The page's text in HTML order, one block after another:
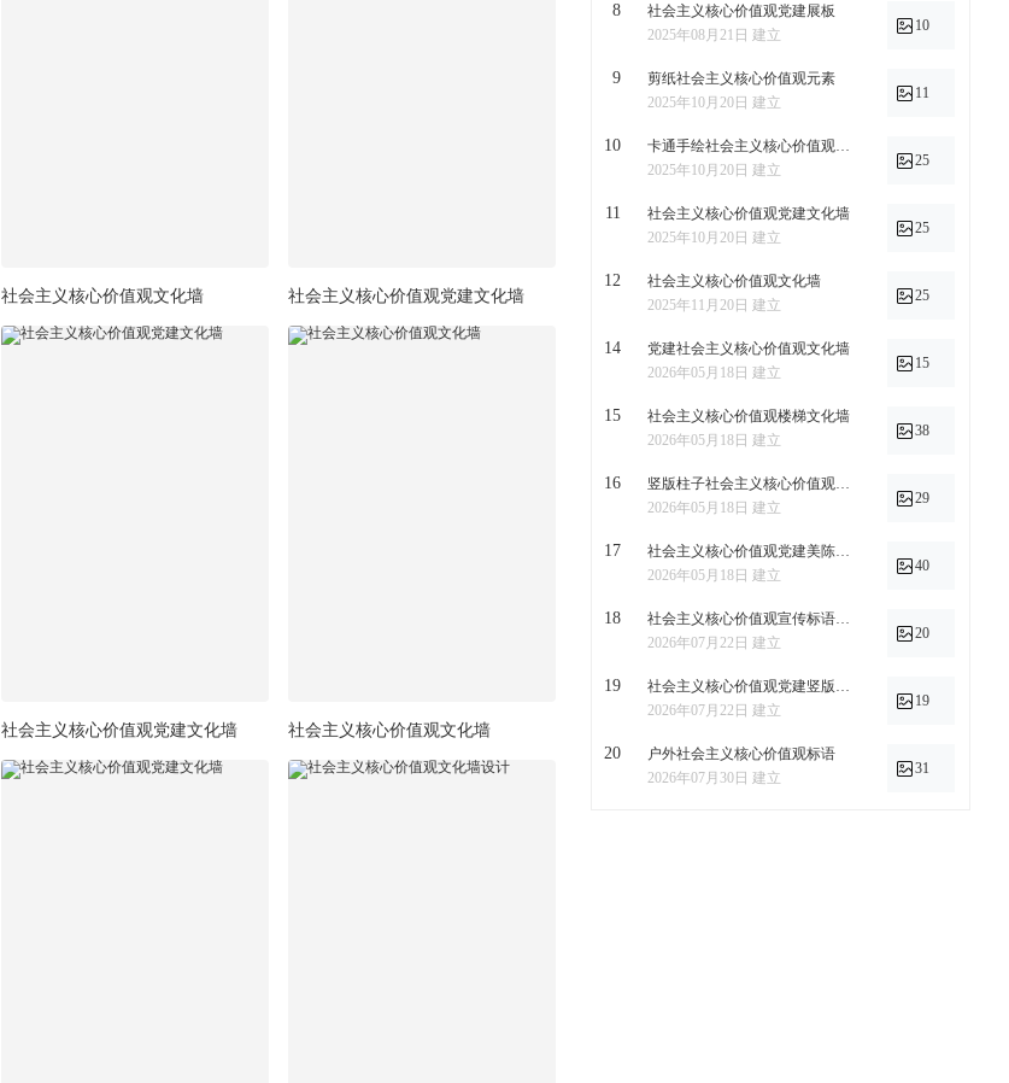
社会主义核心价值观文化墙 社会主义核心价值观党建文化墙
社会主义核心价值观党建文化墙 社会主义核心价值观文化墙
8
社会主义核心价值观党建展板
2025年08月21日 建立
10
9
剪纸社会主义核心价值观元素
2025年10月20日 建立
11
10
卡通手绘社会主义核心价值观年画
2025年10月20日 建立
25
11
社会主义核心价值观党建文化墙
2025年10月20日 建立
25
12
社会主义核心价值观文化墙
2025年11月20日 建立
25
14
党建社会主义核心价值观文化墙
2026年05月18日 建立
15
15
社会主义核心价值观楼梯文化墙
2026年05月18日 建立
38
16
竖版柱子社会主义核心价值观文化墙
2026年05月18日 建立
29
17
社会主义核心价值观党建美陈雕塑
2026年05月18日 建立
40
18
社会主义核心价值观宣传标语文化墙
2026年07月22日 建立
20
19
社会主义核心价值观党建竖版文化墙
2026年07月22日 建立
19
20
户外社会主义核心价值观标语
2026年07月30日 建立
31